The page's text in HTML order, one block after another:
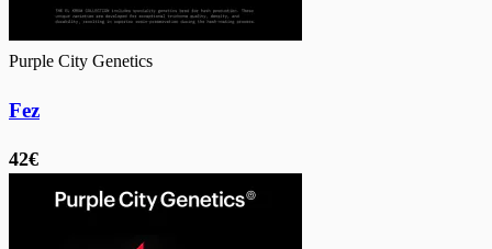
Purple City Genetics
Fez
42€